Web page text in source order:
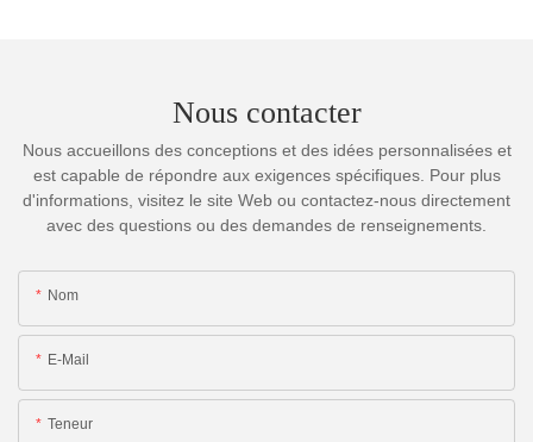
Nous contacter
Nous accueillons des conceptions et des idées personnalisées et
est capable de répondre aux exigences spécifiques. Pour plus
d'informations, visitez le site Web ou contactez-nous directement
avec des questions ou des demandes de renseignements.
Nom
E-Mail
Teneur